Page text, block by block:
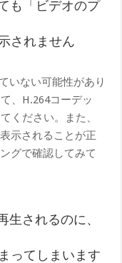
も「ビデオのプ
されません
いない可能性があり
、H.264コーデッ
ください。また、
示されることが正
グで確認してみて
生されるのに、
ってしまいます